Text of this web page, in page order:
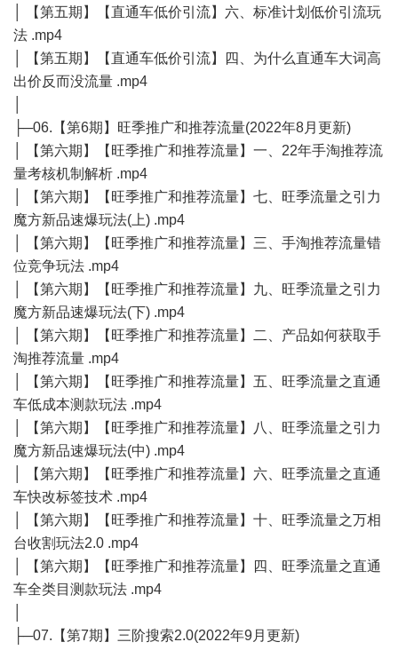
│ 【第五期】【直通车低价引流】六、标准计划低价引流玩
法 .mp4
│ 【第五期】【直通车低价引流】四、为什么直通车大词高
出价反而没流量 .mp4
├─06.【第6期】旺季推广和推荐流量(2022年8月更新)
│ 【第六期】【旺季推广和推荐流量】一、22年手淘推荐流
量考核机制解析 .mp4
│ 【第六期】【旺季推广和推荐流量】七、旺季流量之引力
魔方新品速爆玩法(上) .mp4
│ 【第六期】【旺季推广和推荐流量】三、手淘推荐流量错
位竞争玩法 .mp4
│ 【第六期】【旺季推广和推荐流量】九、旺季流量之引力
魔方新品速爆玩法(下) .mp4
│ 【第六期】【旺季推广和推荐流量】二、产品如何获取手
淘推荐流量 .mp4
│ 【第六期】【旺季推广和推荐流量】五、旺季流量之直通
车低成本测款玩法 .mp4
│ 【第六期】【旺季推广和推荐流量】八、旺季流量之引力
魔方新品速爆玩法(中) .mp4
│ 【第六期】【旺季推广和推荐流量】六、旺季流量之直通
车快改标签技术 .mp4
│ 【第六期】【旺季推广和推荐流量】十、旺季流量之万相
台收割玩法2.0 .mp4
│ 【第六期】【旺季推广和推荐流量】四、旺季流量之直通
车全类目测款玩法 .mp4
├─07.【第7期】三阶搜索2.0(2022年9月更新)